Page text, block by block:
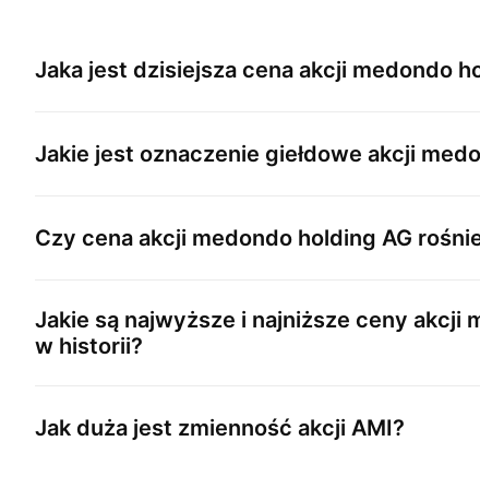
Jaka jest dzisiejsza cena akcji medondo
Jakie jest oznaczenie giełdowe akcji
Czy cena akcji medondo holding AG
Jakie są najwyższe i najniższe ceny akcji
w historii?
Jak duża jest zmienność akcji AMI?